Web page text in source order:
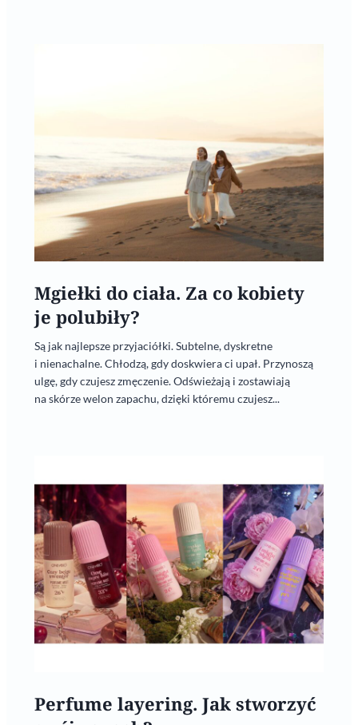
Mgiełki do ciała. Za co kobiety
je polubiły?
Są jak najlepsze przyjaciółki. Subtelne, dyskretne
i nienachalne. Chłodzą, gdy doskwiera ci upał. Przynoszą
ulgę, gdy czujesz zmęczenie. Odświeżają i zostawiają
na skórze welon zapachu, dzięki któremu czujesz...
Perfume layering. Jak stworzyć